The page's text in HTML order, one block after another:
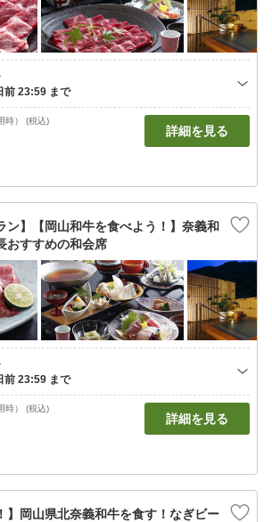
時） (税込)
詳細を見る
ン】【岡山和牛を食べよう！】奈義和
おすすめの和会席
時） (税込)
詳細を見る
】岡山県北奈義和牛を食す！なぎビー